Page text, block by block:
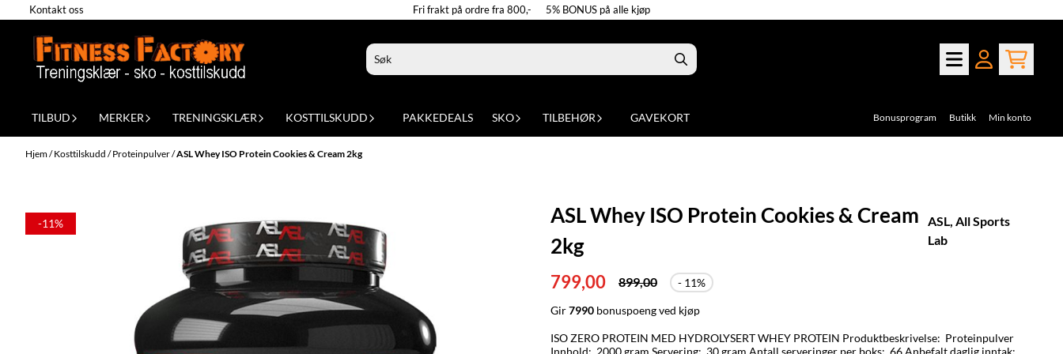
Hopp til innhold
Kontakt oss Fri frakt på ordre fra 800,- 5% BONUS på alle kjøp
TILBUD MERKER TRENINGSKLÆR KOSTTILSKUDD PAKKEDEALS SKO TILBEHØR GAVEKORT Bonusprogram Butikk Min konto
Hjem/Kosttilskudd /Proteinpulver/ASL Whey ISO Protein Cookies & Cream 2kg
-11%
ASL Whey ISO Protein Cookies & Cream
2kg
ASL, All Sports
Lab
799,00 899,00 - 11%
Gir7990 bonuspoeng ved kjøp
ISO ZERO PROTEIN MED HYDROLYSERT WHEY PROTEIN Produktbeskrivelse: Proteinpulver
Innhold: 2000 gram Servering: 30 gram Antall serveringer per boks: 66 Anbefalt daglig inntak: